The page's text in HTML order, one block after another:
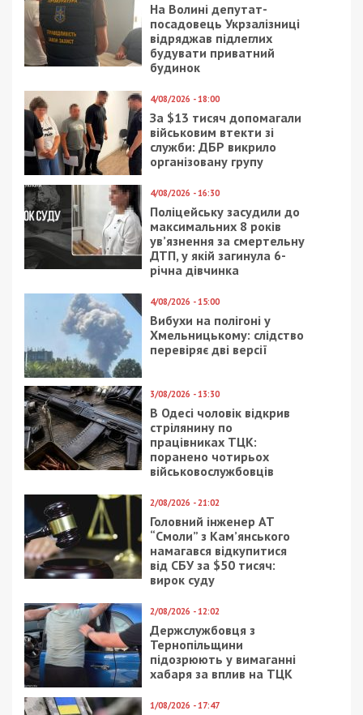
На Волині депутат-
посадовець Укрзалізниці
відряджав підлеглих
будувати приватний
будинок
4/08/2026 - 18:00
За $13 тисяч допомагали
військовим втекти зі
служби: ДБР викрило
організовану групу
4/08/2026 - 16:30
Поліцейську засудили до
максимальних 8 років
ув’язнення за смертельну
ДТП, у якій загинула 6-
річна дівчинка
4/08/2026 - 15:00
Вибухи на полігоні у
Хмельницькому: слідство
перевіряє дві версії
3/08/2026 - 13:30
В Одесі чоловік відкрив
стрілянину по
працівниках ТЦК:
поранено чотирьох
військовослужбовців
2/08/2026 - 21:02
Головний інженер АТ
“Смоли” з Кам’янського
намагався відкупитися
від СБУ за $50 тисяч:
вирок суду
2/08/2026 - 12:02
Держслужбовця з
Тернопільщини
підозрюють у вимаганні
хабаря за вплив на ТЦК
1/08/2026 - 17:47